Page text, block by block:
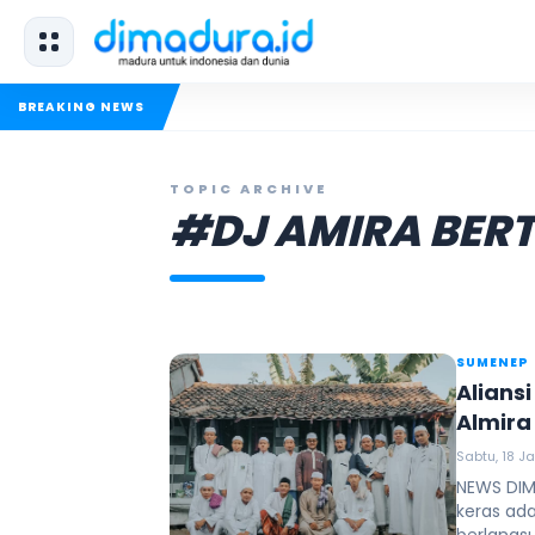
BREAKING NEWS
TOPIC ARCHIVE
#DJ AMIRA
SUMENEP
Sabtu, 18
NEWS
keras